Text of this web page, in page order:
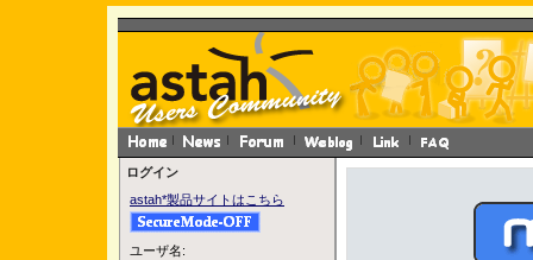
ログイン
astah*製品サイトはこちら
ユーザ名: